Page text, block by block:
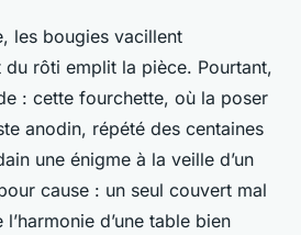
les bougies vacillent
rôti emplit la pièce. Pourtant,
: cette fourchette, où la poser
anodin, répété des centaines
une énigme à la veille d’un
cause : un seul couvert mal
d’une table bien